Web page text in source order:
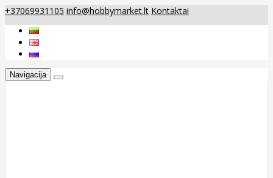
+37069931105 info@hobbymarket.lt Kontaktai
Navigacija